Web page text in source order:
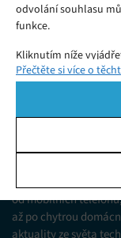
odvolání souhlasu
funkce.
Kliknutím níže
podrobnější
pomocí přepínačů v
Spravovat souhlas
Ukládání a/nebo
publiku
různých zdrojů.
Přečtěte si více o
Jsme web zajímající
od mobilních
až po chytrou
aktuality ze světa